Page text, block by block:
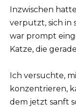
Inzwischen
verputzt, sich in
war prompt
Katze, die
Ich versuchte,
konzentrieren,
dem jetzt sanft